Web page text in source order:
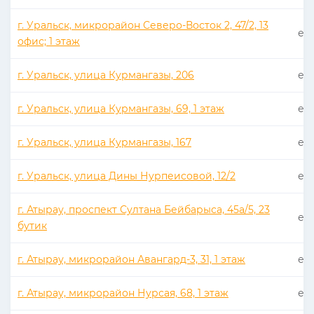
г. Уральск, микрорайон Северо-Восток 2, 47/2, 13
офис; 1 этаж
г. Уральск, улица Курмангазы, 206
г. Уральск, улица Курмангазы, 69, 1 этаж
г. Уральск, улица Курмангазы, 167
г. Уральск, улица Дины Нурпеисовой, 12/2
г. Атырау, проспект Султана Бейбарыса, 45а/5, 23
бутик
г. Атырау, микрорайон Авангард-3, 31, 1 этаж
г. Атырау, микрорайон Нурсая, 68, 1 этаж